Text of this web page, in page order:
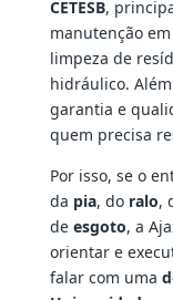
CETESB,
manutenção
limpeza de
hidráulico.
garantia e
quem precisa
Por isso, se o
da pia, do ralo,
de esgoto, a
orientar e
falar com uma